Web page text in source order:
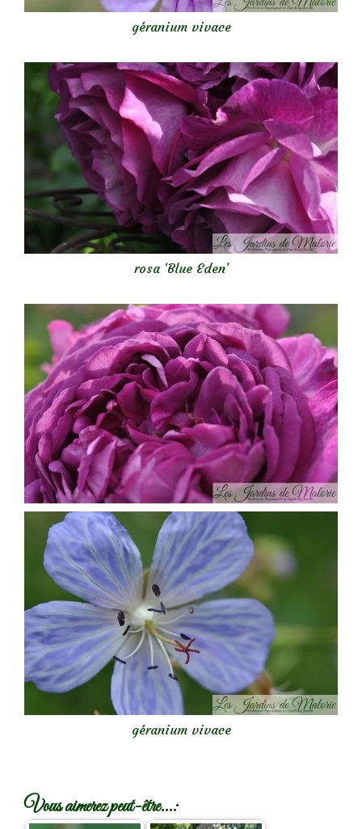
géranium vivace
rosa ‘Blue Eden’
géranium vivace
Vous aimerez peut-être...: